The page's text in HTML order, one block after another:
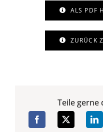
ALS PDF
ZURÜCK
Teile gerne